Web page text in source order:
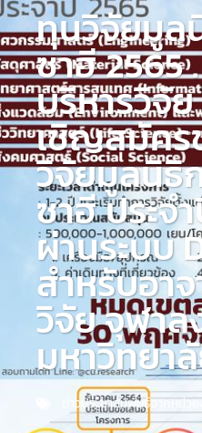
ทุนวิจัยมูล
ซาฮี 2565
บริหารวิจั
เชิญสมัค
วิจัยมูลนิธิ
ซาฮี ประจ
ผ่านระบบ
สำหรับอา
วิจัย จุฬา
มหาวิทยา
ข่าวประชาสัมพันธ์จากหน่ว